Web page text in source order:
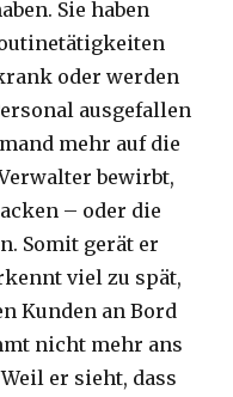
Sie haben
oder werden
ausgefallen
mehr auf die
bewirbt,
– oder die
Somit gerät er
viel zu spät,
Kunden an Bord
nicht mehr ans
er sieht, dass